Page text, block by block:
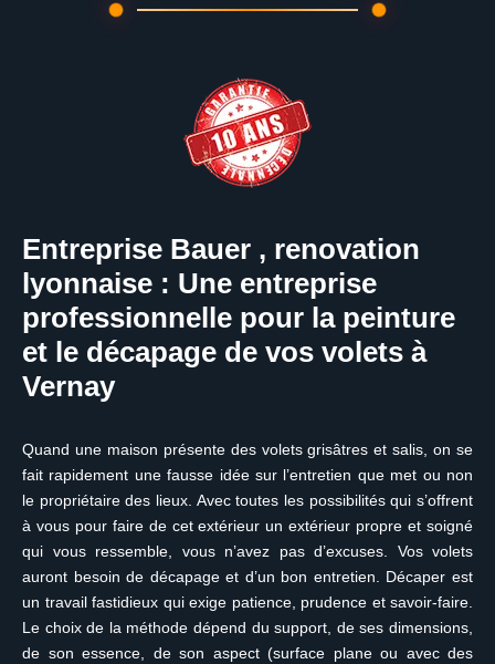
Entreprise Bauer , renovation
lyonnaise : Une entreprise
professionnelle pour la peinture
et le décapage de vos volets à
Vernay
Quand une maison présente des volets grisâtres et salis, on se
fait rapidement une fausse idée sur l’entretien que met ou non
le propriétaire des lieux. Avec toutes les possibilités qui s’offrent
à vous pour faire de cet extérieur un extérieur propre et soigné
qui vous ressemble, vous n’avez pas d’excuses. Vos volets
auront besoin de décapage et d’un bon entretien. Décaper est
un travail fastidieux qui exige patience, prudence et savoir-faire.
Le choix de la méthode dépend du support, de ses dimensions,
de son essence, de son aspect (surface plane ou avec des